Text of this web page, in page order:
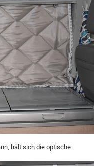
hält sich die optische